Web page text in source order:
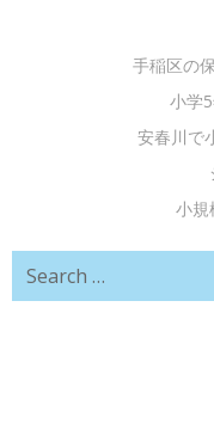
手稲区の
小学
安春川で
小規
Search